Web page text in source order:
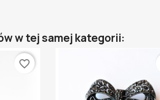
w tej samej kategorii:
favorite_border